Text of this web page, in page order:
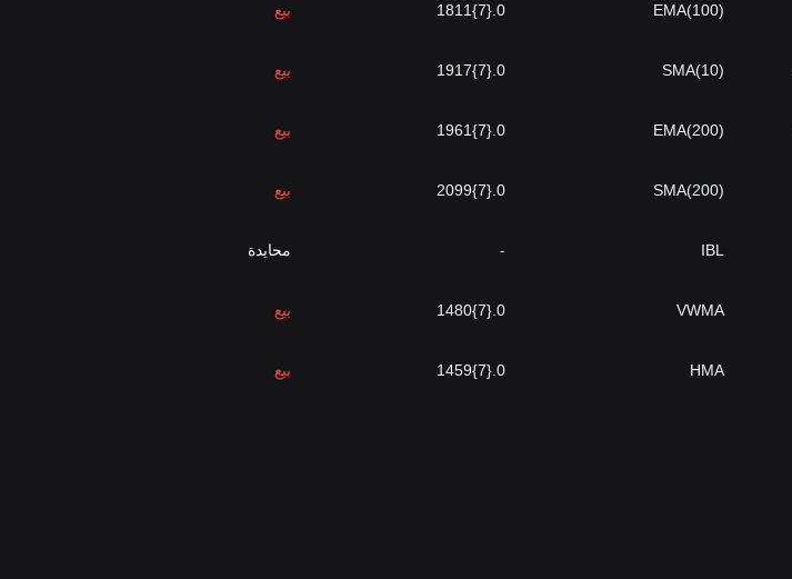
EMA(100)
0.{7}1811 بيع
SMA(10)
0.{7}1917 بيع
EMA(200)
0.{7}1961 بيع
SMA(200)
0.{7}2099 بيع
IBL
- محايدة
VWMA
0.{7}1480 بيع
HMA
0.{7}1459 بيع